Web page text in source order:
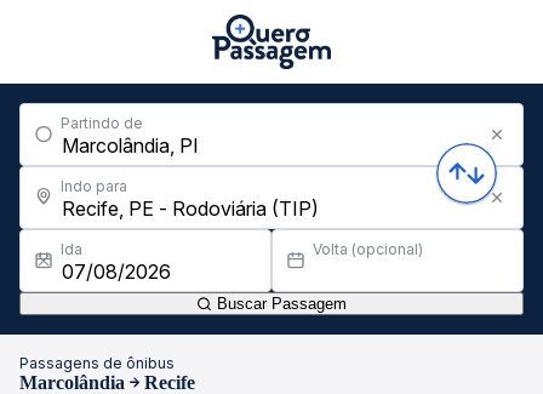
Partindo de
Indo para
Ida Volta (opcional)
Buscar Passagem
Passagens de ônibus
Marcolândia Recife